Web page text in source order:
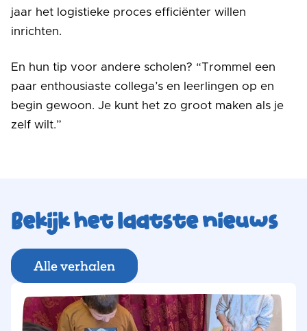
jaar het logistieke proces efficiënter willen
inrichten.
En hun tip voor andere scholen? “Trommel een
paar enthousiaste collega’s en leerlingen op en
begin gewoon. Je kunt het zo groot maken als je
zelf wilt.”
Bekijk het laatste nieuws
Alle verhalen